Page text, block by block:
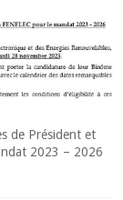
de Président et
2023 – 2026